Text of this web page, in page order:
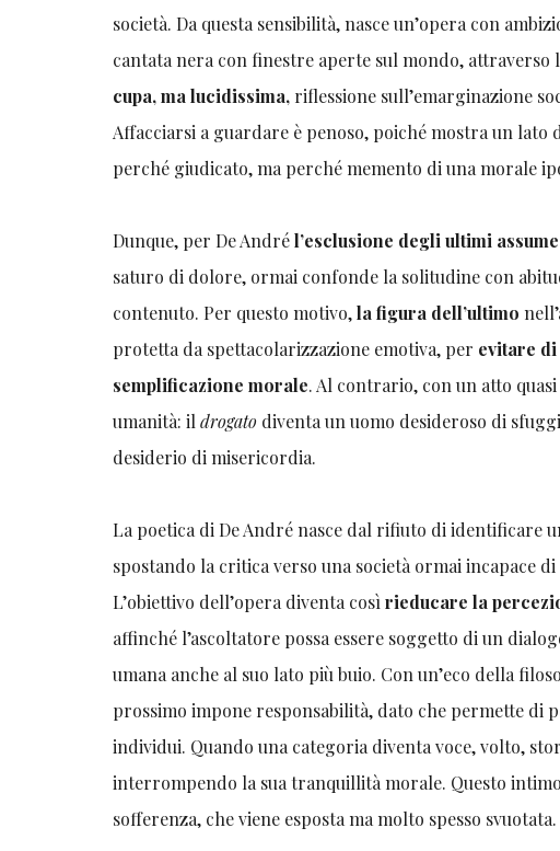
società. Da questa sensibilità, nasce un’opera con
cantata nera con finestre aperte sul mondo,
cupa, ma lucidissima, riflessione sull’emarginazione
Affacciarsi a guardare è penoso, poiché mostra un lato
perché giudicato, ma perché memento di una morale
Dunque, per De Andrél’esclusione degli ultimi
saturo di dolore, ormai confonde la solitudine con
contenuto. Per questo motivo,la figura dell’ultimo
protetta da spettacolarizzazione emotiva, per evitare
semplificazione morale. Al contrario, con un atto
umanità: ildrogato diventa un uomo desideroso di
desiderio di misericordia.
La poetica di De André nasce dal rifiuto di identificare
spostando la critica verso una società ormai incapace
L’obiettivo dell’opera diventa cosìrieducare la
affinché l’ascoltatore possa essere soggetto di un
umana anche al suo lato più buio. Con un’eco della
prossimo impone responsabilità, dato che permette di
individui. Quando una categoria diventa voce, volto,
interrompendo la sua tranquillità morale. Questo
sofferenza, che viene esposta ma molto spesso svuotata.